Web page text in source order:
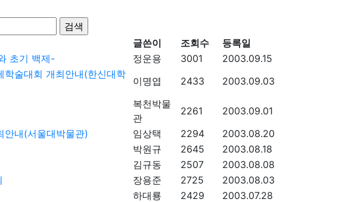
글쓴이 조회수
등록일
초기 백제- 정운용 3001
2003.09.15
학술대회 개최안내(한신대학
이명엽 2433 2003.09.03
복천박물
관
2261
2003.09.01
안내(서울대박물관) 임상택 2294
2003.08.20
박원규 2645
2003.08.18
김규동 2507
2003.08.08
장용준 2725
2003.08.03
하대룡 2429
2003.07.28